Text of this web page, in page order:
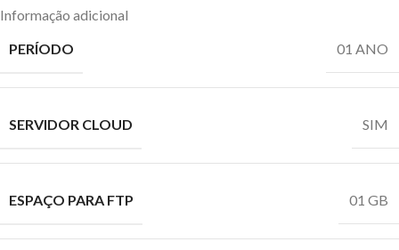
Informação adicional
PERÍODO
01 ANO
SERVIDOR CLOUD SIM
ESPAÇO PARA FTP 01 GB